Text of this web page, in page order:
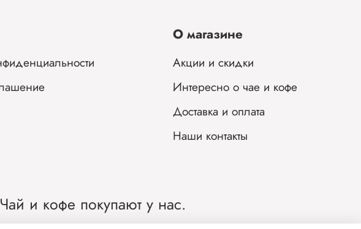
О магазине
Акции и скидки
Интересно о чае и кофе
Доставка и оплата
Наши контакты
и кофе покупают у нас.